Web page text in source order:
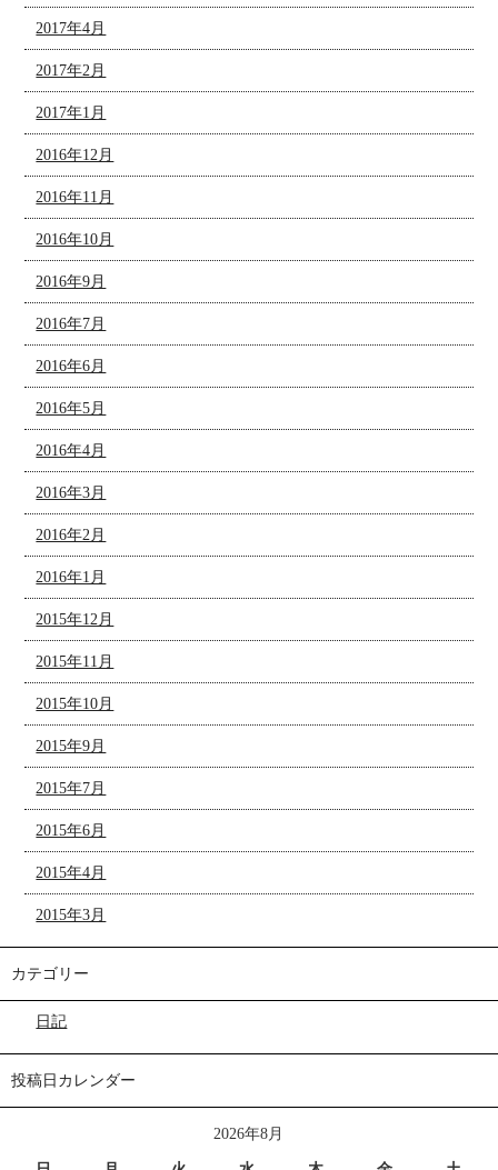
2017年4月
2017年2月
2017年1月
2016年12月
2016年11月
2016年10月
2016年9月
2016年7月
2016年6月
2016年5月
2016年4月
2016年3月
2016年2月
2016年1月
2015年12月
2015年11月
2015年10月
2015年9月
2015年7月
2015年6月
2015年4月
2015年3月
カテゴリー
日記
投稿日カレンダー
2026年8月